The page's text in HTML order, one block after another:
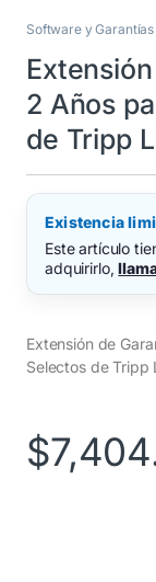
Software y Garantías
2 Años
de Tripp
Existencia
Este artículo
adquirirlo,
Extensión de
Selectos de Tripp
$